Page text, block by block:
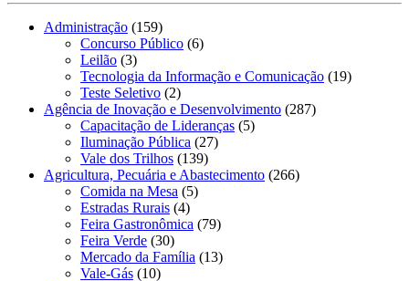
Administração (159)
Concurso Público (6)
Leilão (3)
Tecnologia da Informação e Comunicação (19)
Teste Seletivo (2)
Agência de Inovação e Desenvolvimento (287)
Capacitação de Lideranças (5)
Iluminação Pública (27)
Vale dos Trilhos (139)
Agricultura, Pecuária e Abastecimento (266)
Comida na Mesa (5)
Estradas Rurais (4)
Feira Gastronômica (79)
Feira Verde (30)
Mercado da Família (13)
Vale-Gás (10)